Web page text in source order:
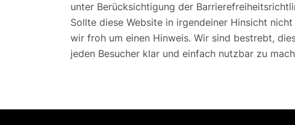
unter Berücksichtigung der
Sollte diese Website in irgendeiner Hinsicht
wir froh um einen Hinweis. Wir sind bestrebt,
jeden Besucher klar und einfach nutzbar zu